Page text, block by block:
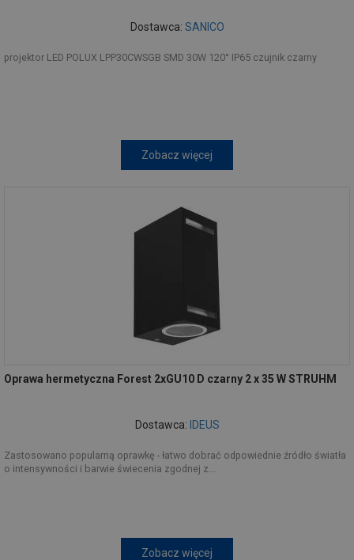
Dostawca: SANICO
projektor LED POLUX LPP30CWSGB SMD 30W 120° IP65 czujnik czarny
Zobacz więcej
Oprawa hermetyczna Forest 2xGU10 D czarny 2 x 35 W STRUHM
Dostawca: IDEUS
Zastosowano popularną oprawkę - łatwo dobrać odpowiednie źródło światła
o intensywności i barwie świecenia zgodnej z...
Zobacz więcej